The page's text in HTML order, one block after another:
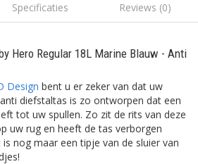
Specificaties Reviews (0)
Hero Regular 18L Marine Blauw - Anti
Design bent u er zeker van dat uw
diefstaltas is zo ontworpen dat een
tot uw spullen. Zo zit de rits van deze
uw rug en heeft de tas verborgen
nog maar een tipje van de sluier van